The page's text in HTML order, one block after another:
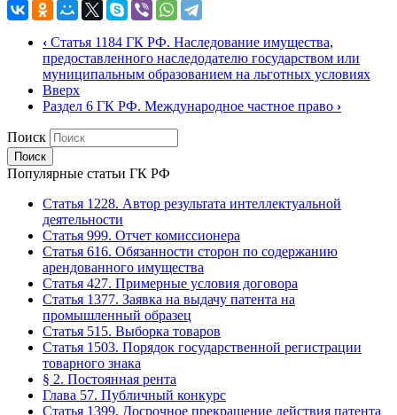
‹ Статья 1184 ГК РФ. Наследование имущества,
предоставленного наследодателю государством или
муниципальным образованием на льготных условиях
Вверх
Раздел 6 ГК РФ. Международное частное право ›
Поиск
Популярные статьи ГК РФ
Статья 1228. Автор результата интеллектуальной
деятельности
Статья 999. Отчет комиссионера
Статья 616. Обязанности сторон по содержанию
арендованного имущества
Статья 427. Примерные условия договора
Статья 1377. Заявка на выдачу патента на
промышленный образец
Статья 515. Выборка товаров
Статья 1503. Порядок государственной регистрации
товарного знака
§ 2. Постоянная рента
Глава 57. Публичный конкурс
Статья 1399. Досрочное прекращение действия патента